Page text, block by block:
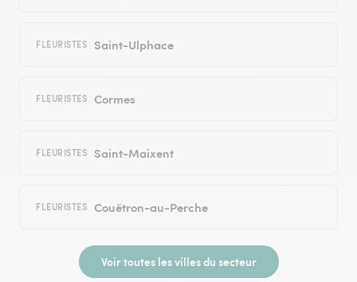
FLEURISTES Saint-Ulphace
FLEURISTES Cormes
FLEURISTES Saint-Maixent
FLEURISTES Couëtron-au-Perche
Voir toutes les villes du secteur